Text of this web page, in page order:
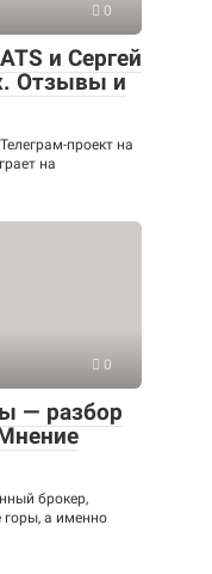
0
и Сергей
Отзывы и
проект на
на
0
— разбор
брокер,
горы, а именно